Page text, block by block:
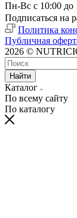
Пн-Вс с 10:00 до
Подписаться на
Политика
Публичная
2026 ©
Найти
Каталог
По всему сайту
По каталогу